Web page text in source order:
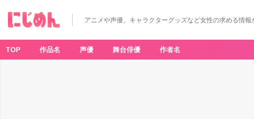
アニメや声優、キャラクターグッズなど女性の求める情報
TOP 作品名 声優 舞台俳優 作者名